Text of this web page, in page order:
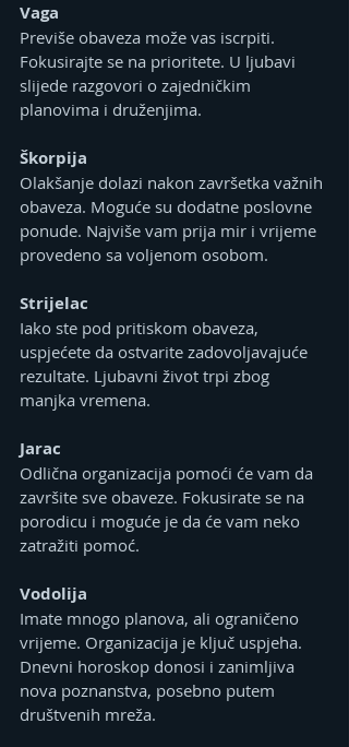
Vaga
Previše obaveza može vas iscrpiti.
Fokusirajte se na prioritete. U ljubavi
slijede razgovori o zajedničkim
planovima i druženjima.
Škorpija
Olakšanje dolazi nakon završetka važnih
obaveza. Moguće su dodatne poslovne
ponude. Najviše vam prija mir i vrijeme
provedeno sa voljenom osobom.
Strijelac
Iako ste pod pritiskom obaveza,
uspjećete da ostvarite zadovoljavajuće
rezultate. Ljubavni život trpi zbog
manjka vremena.
Jarac
Odlična organizacija pomoći će vam da
završite sve obaveze. Fokusirate se na
porodicu i moguće je da će vam neko
zatražiti pomoć.
Vodolija
Imate mnogo planova, ali ograničeno
vrijeme. Organizacija je ključ uspjeha.
Dnevni horoskop donosi i zanimljiva
nova poznanstva, posebno putem
društvenih mreža.